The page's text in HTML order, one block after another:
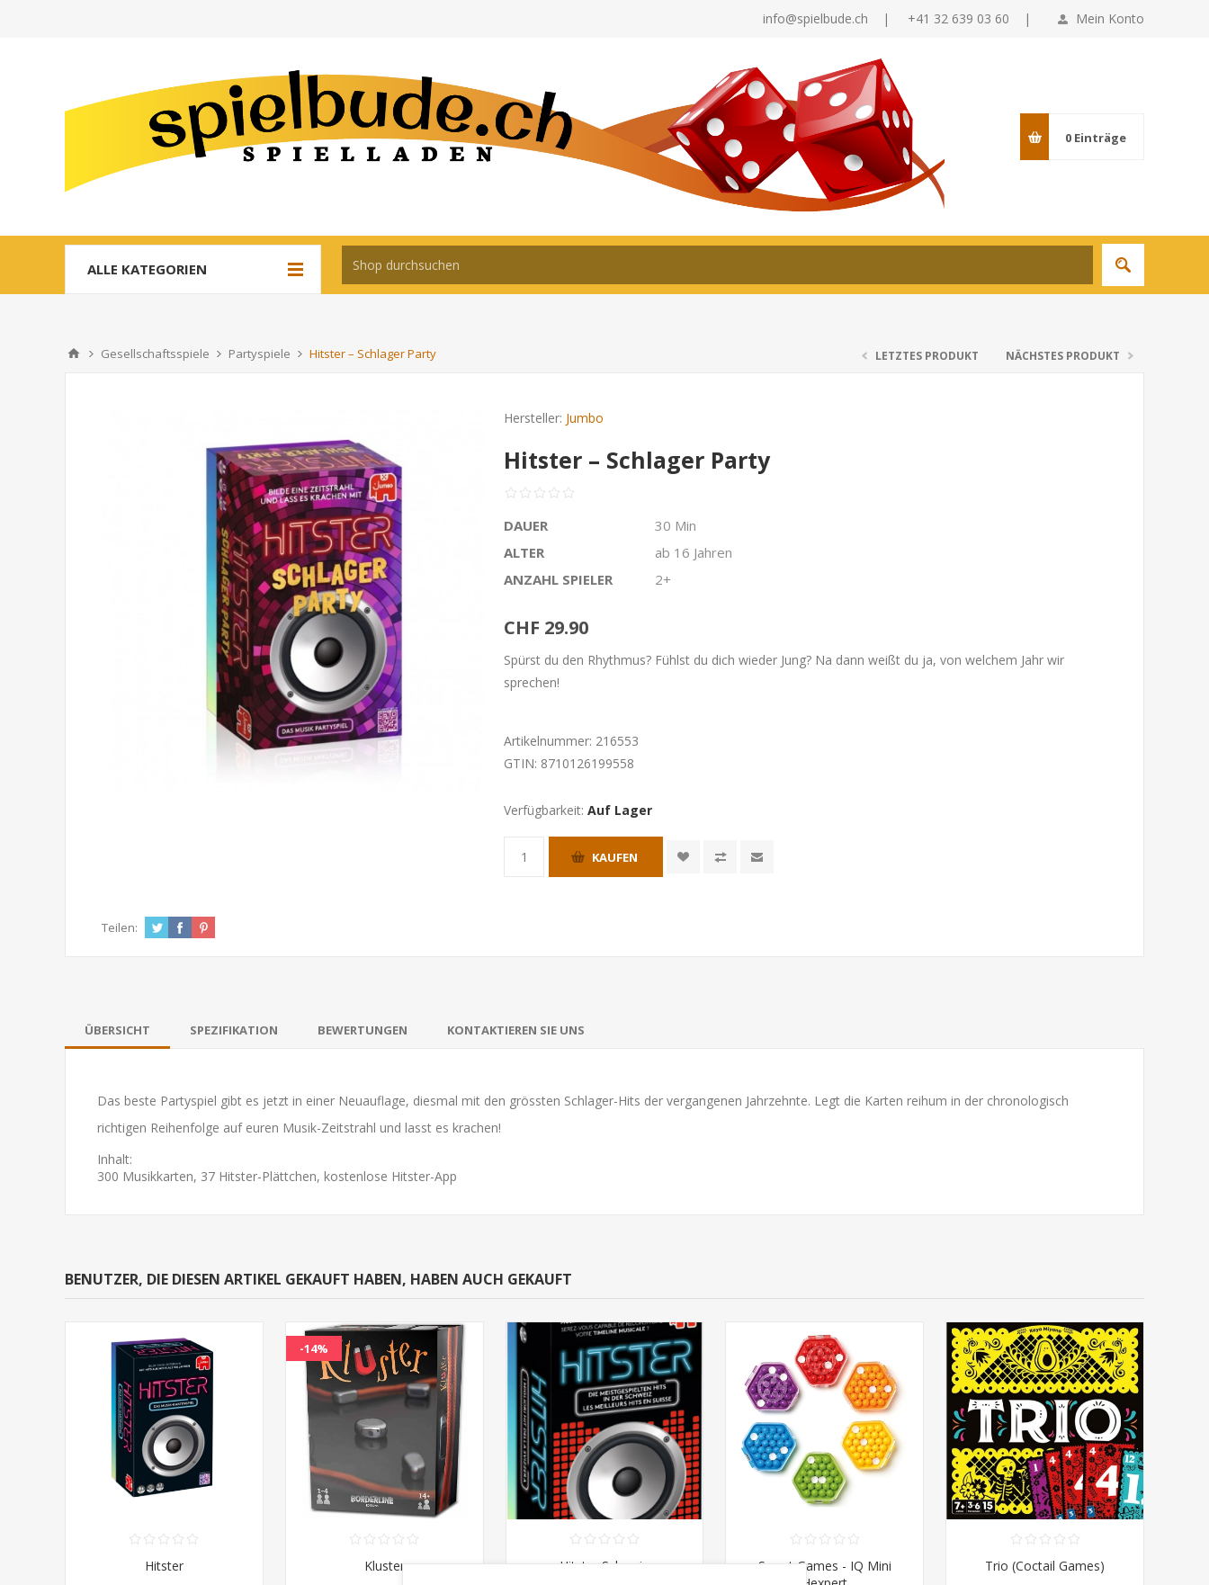
Mein Konto
info@spielbude.ch | +41 32 639 03 60 |
0 Einträge
ALLE KATEGORIEN
Gesellschaftsspiele Partyspiele Hitster – Schlager Party LETZTES PRODUKT NÄCHSTES PRODUKT
Hersteller: Jumbo
Hitster – Schlager Party
DAUER
30 Min
ALTER
ab 16 Jahren
ANZAHL SPIELER
2+
CHF 29.90
Spürst du den Rhythmus? Fühlst du dich wieder Jung? Na dann weißt du ja, von welchem Jahr wir
sprechen!
Artikelnummer: 216553
GTIN: 8710126199558
Verfügbarkeit: Auf Lager
KAUFEN
Teilen:
ÜBERSICHT SPEZIFIKATION BEWERTUNGEN KONTAKTIEREN SIE UNS
Das beste Partyspiel gibt es jetzt in einer Neuauflage, diesmal mit den grössten Schlager-Hits der vergangenen Jahrzehnte. Legt die Karten reihum in der chronologisch
richtigen Reihenfolge auf euren Musik-Zeitstrahl und lasst es krachen!
Inhalt:
300 Musikkarten, 37 Hitster-Plättchen, kostenlose Hitster-App
BENUTZER, DIE DIESEN ARTIKEL GEKAUFT HABEN, HABEN AUCH GEKAUFT
Hitster
-14%
Kluster Hitster Schweiz
Smart Games - IQ Mini
Trio (Coctail Games)